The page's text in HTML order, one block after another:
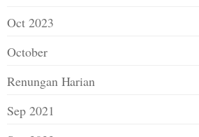
Oct 2023
October
Renungan Harian
Sep 2021